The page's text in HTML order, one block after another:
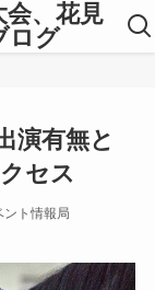
会、花見
ログ
演有無と
セス
ント情報局